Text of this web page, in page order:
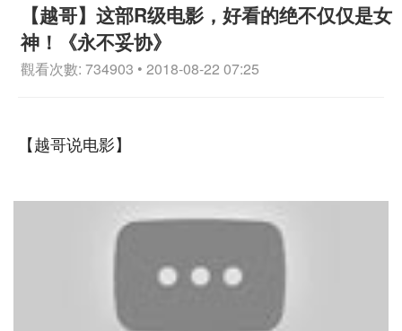
【越哥】这部R级电影，好看的绝不仅仅是女
神！《永不妥协》
觀看次數: 734903 • 2018-08-22 07:25
【越哥说电影】